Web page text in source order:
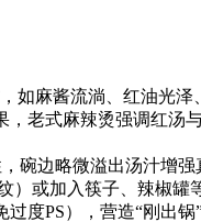
如麻酱流淌、红油光泽
老式麻辣烫强调红汤
碗边略微溢出汤汁增强
）或加入筷子、辣椒罐
度PS），营造“刚出锅